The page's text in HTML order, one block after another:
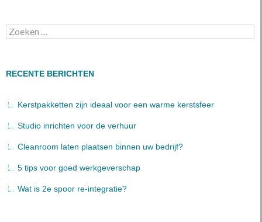
Zoeken
naar:
RECENTE BERICHTEN
Kerstpakketten zijn ideaal voor een warme kerstsfeer
Studio inrichten voor de verhuur
Cleanroom laten plaatsen binnen uw bedrijf?
5 tips voor goed werkgeverschap
Wat is 2e spoor re-integratie?